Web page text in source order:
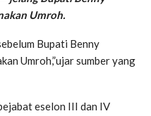
Umroh.
Bupati Benny
Umroh,”ujar sumber yang
eselon III dan IV